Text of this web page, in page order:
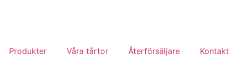
Produkter Våra tårtor Återförsäljare Kontakt